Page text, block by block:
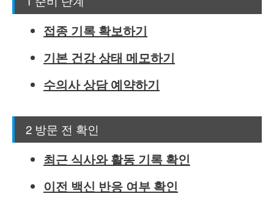
접종 기록 확보하기
기본 건강 상태 메모하기
수의사 상담 예약하기
2 방문 전 확인
최근 식사와 활동 기록 확인
이전 백신 반응 여부 확인